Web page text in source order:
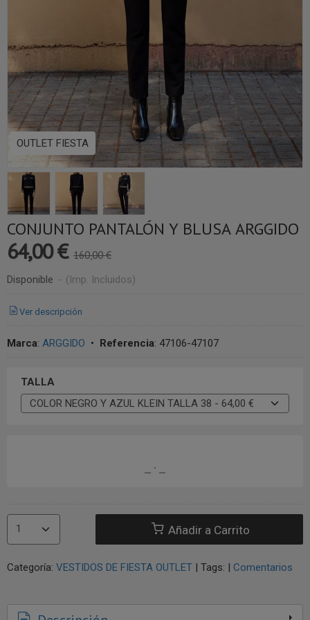
OUTLET FIESTA
CONJUNTO PANTALÓN Y BLUSA ARGGIDO
64,00 € 160,00 €
Disponible - (Imp. Incluidos)
Ver descripción
Marca: ARGGIDO • Referencia: 47106-47107
TALLA
Añadir a Carrito
Categoría: VESTIDOS DE FIESTA OUTLET | Tags: | Comentarios